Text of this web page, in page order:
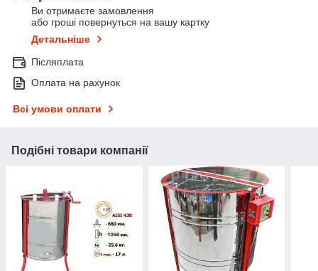
Ви отримаєте замовлення
або гроші повернуться на вашу картку
Детальніше
Післяплата
Оплата на рахунок
Всі умови оплати
Подібні товари компанії